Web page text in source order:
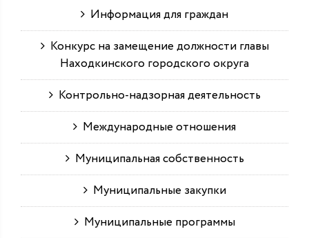
Информация для граждан
Конкурс на замещение должности главы
Находкинского городского округа
Контрольно-надзорная деятельность
Международные отношения
Муниципальная собственность
Муниципальные закупки
Муниципальные программы